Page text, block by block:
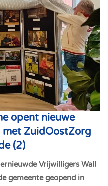
opent nieuwe
ZuidOostZorg
(2)
Vrijwilligers Wall
gemeente geopend in